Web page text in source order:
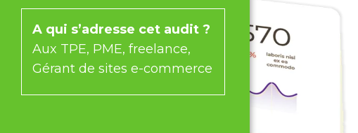
A qui s’adresse cet audit ?
Aux TPE, PME, freelance,
Gérant de sites e-commerce